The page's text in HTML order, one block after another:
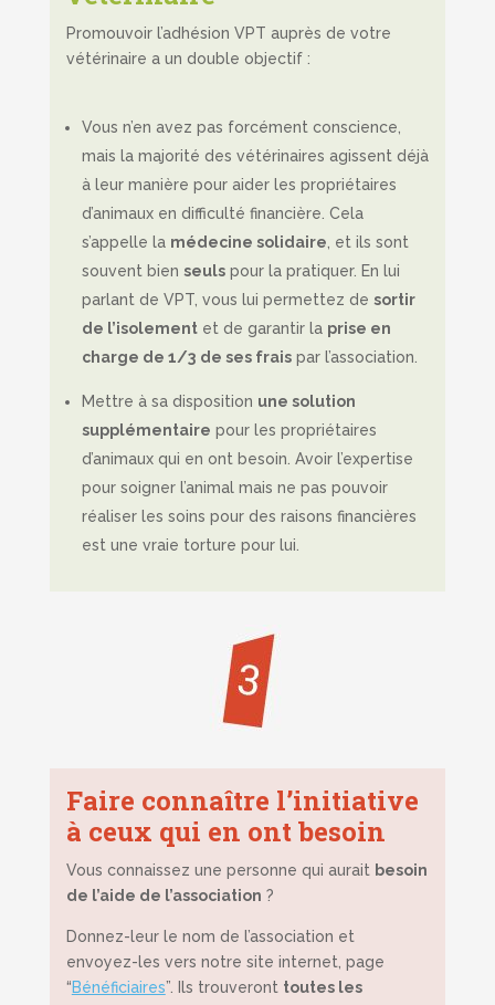
Promouvoir l’adhésion VPT auprès de votre
vétérinaire a un double objectif :
Vous n’en avez pas forcément conscience,
mais la majorité des vétérinaires agissent déjà
à leur manière pour aider les propriétaires
d’animaux en difficulté financière. Cela
s’appelle la médecine solidaire, et ils sont
souvent bien seulspour la pratiquer. En lui
parlant de VPT, vous lui permettez de sortir
de l’isolementet de garantir la prise en
charge de 1/3 de ses fraispar l’association.
Mettre à sa disposition une solution
supplémentaire pour les propriétaires
d’animaux qui en ont besoin. Avoir l’expertise
pour soigner l’animal mais ne pas pouvoir
réaliser les soins pour des raisons financières
est une vraie torture pour lui.
Faire connaître l’initiative
à ceux qui en ont besoin
Vous connaissez une personne qui aurait besoin
de l’aide de l’association ?
Donnez-leur le nom de l’association et
envoyez-les vers notre site internet, page
“Bénéficiaires”. Ils trouveront toutes les